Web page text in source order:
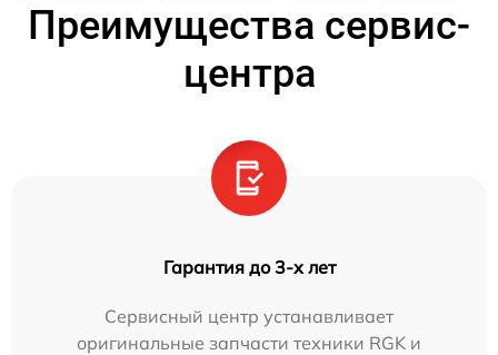
Преимущества сервис-
центра
Гарантия до 3-х лет
Сервисный центр устанавливает
оригинальные запчасти техники RGK и